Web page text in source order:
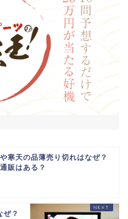
寒天の品薄売り切れはなぜ？
販はある？
ぜ？